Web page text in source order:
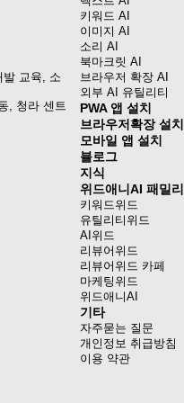
발 교육, 소
, 청라 센트
키워드 AI
이미지 AI
소리 AI
북마크릿 AI
브라우저 확장 AI
외부 AI 유틸리티
PWA 앱 설치
브라우저확장 설치
모바일 앱 설치
블로그
지식
위드애니AI 패밀리
키워드위드
유틸리티위드
AI위드
리뷰어위드
리뷰어위드 카페
마케팅위드
위드애니AI
기타
자주묻는 질문
개인정보 취급방침
이용 약관